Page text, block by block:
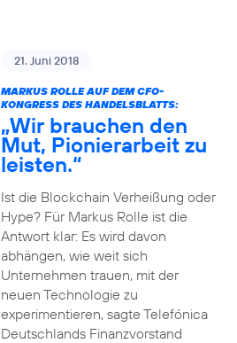
21. Juni 2018
MARKUS ROLLE AUF DEM CFO-
KONGRESS DES HANDELSBLATTS:
„Wir brauchen den
Mut, Pionierarbeit zu
leisten.“
Ist die Blockchain Verheißung oder
Hype? Für Markus Rolle ist die
Antwort klar: Es wird davon
abhängen, wie weit sich
Unternehmen trauen, mit der
neuen Technologie zu
experimentieren, sagte Telefónica
Deutschlands Finanzvorstand